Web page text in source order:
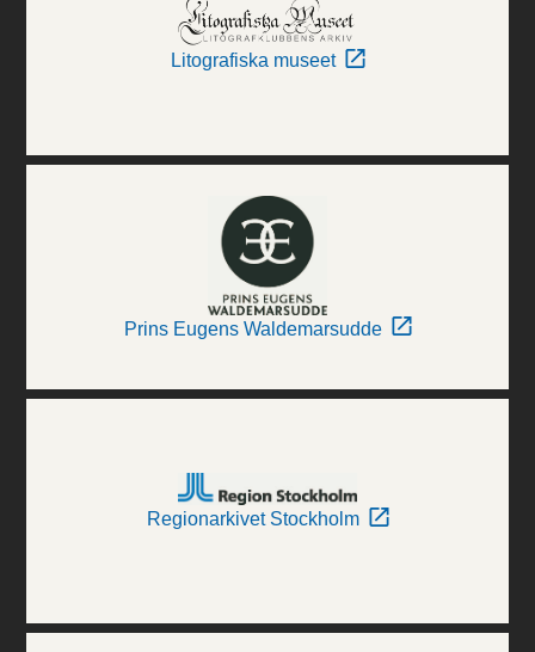
Litografiska museet
Prins Eugens Waldemarsudde
Regionarkivet Stockholm